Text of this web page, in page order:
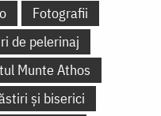
Fotografii
de pelerinaj
Munte Athos
și biserici